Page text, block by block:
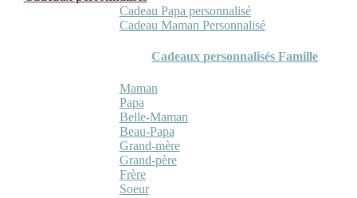
Cadeau Papa personnalisé
Cadeau Maman Personnalisé
Cadeaux personnalisés Famille
Maman
Papa
Belle-Maman
Beau-Papa
Grand-mère
Grand-père
Frère
Soeur